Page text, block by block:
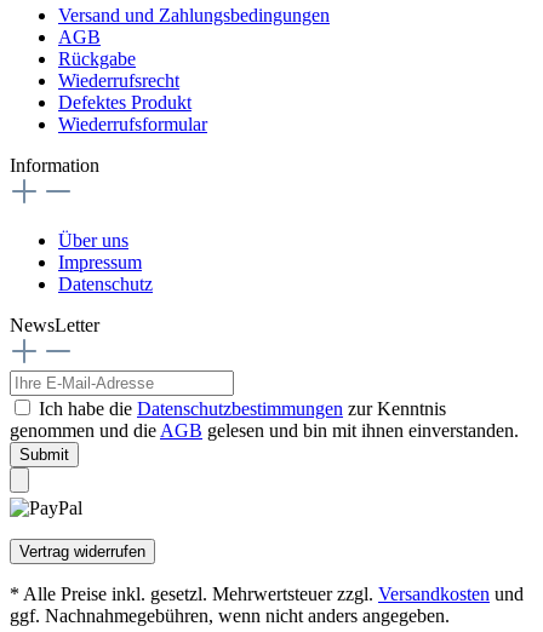
Versand und Zahlungsbedingungen
AGB
Rückgabe
Wiederrufsrecht
Defektes Produkt
Wiederrufsformular
Information
Über uns
Impressum
Datenschutz
NewsLetter
Ich habe die Datenschutzbestimmungen zur Kenntnis
genommen und die AGB gelesen und bin mit ihnen einverstanden.
Submit
Vertrag widerrufen
* Alle Preise inkl. gesetzl. Mehrwertsteuer zzgl. Versandkosten und
ggf. Nachnahmegebühren, wenn nicht anders angegeben.